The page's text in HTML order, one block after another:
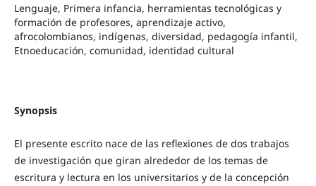
Lenguaje, Primera infancia, herramientas tecnológicas y
formación de profesores, aprendizaje activo,
afrocolombianos, indígenas, diversidad, pedagogía infantil,
Etnoeducación, comunidad, identidad cultural
Synopsis
El presente escrito nace de las reflexiones de dos trabajos
de investigación que giran alrededor de los temas de
escritura y lectura en los universitarios y de la concepción